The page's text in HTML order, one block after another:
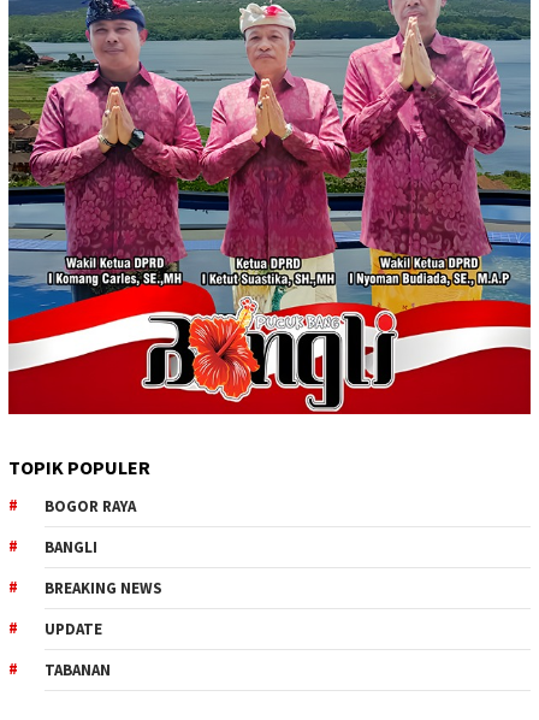
TOPIK POPULER
BOGOR RAYA
BANGLI
BREAKING NEWS
UPDATE
TABANAN